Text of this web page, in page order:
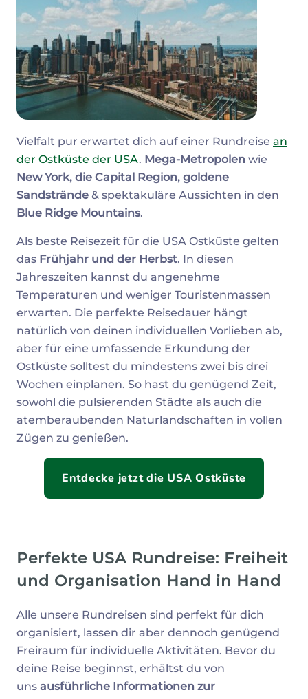
Vielfalt pur erwartet dich auf einer Rundreise an
der Ostküste der USA. Mega-Metropolen wie
New York, die Capital Region, goldene
Sandstrände & spektakuläre Aussichten in den
Blue Ridge Mountains.
Als beste Reisezeit für die USA Ostküste gelten
das Frühjahr und der Herbst. In diesen
Jahreszeiten kannst du angenehme
Temperaturen und weniger Touristenmassen
erwarten. Die perfekte Reisedauer hängt
natürlich von deinen individuellen Vorlieben ab,
aber für eine umfassende Erkundung der
Ostküste solltest du mindestens zwei bis drei
Wochen einplanen. So hast du genügend Zeit,
sowohl die pulsierenden Städte als auch die
atemberaubenden Naturlandschaften in vollen
Zügen zu genießen.
Entdecke jetzt die USA Ostküste
Perfekte USA Rundreise: Freiheit
und Organisation Hand in Hand
Alle unsere Rundreisen sind perfekt für dich
organisiert, lassen dir aber dennoch genügend
Freiraum für individuelle Aktivitäten. Bevor du
deine Reise beginnst, erhältst du von
uns ausführliche Informationen zur